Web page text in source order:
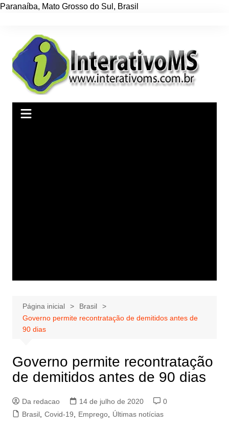
Paranaíba, Mato Grosso do Sul , Brasil
conteúdo
Página inicial
Brasil
Governo permite recontratação de demitidos antes de
90 dias
Governo permite recontratação
de demitidos antes de 90 dias
Da redacao 14 de julho de 2020
0
Brasil, Covid-19 Emprego, Últimas notícias